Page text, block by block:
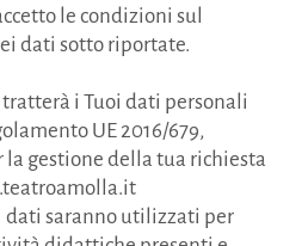
le condizioni sul
dati sotto riportate.
tratterà i Tuoi dati personali
UE 2016/679,
la gestione della tua richiesta
dati saranno utilizzati per